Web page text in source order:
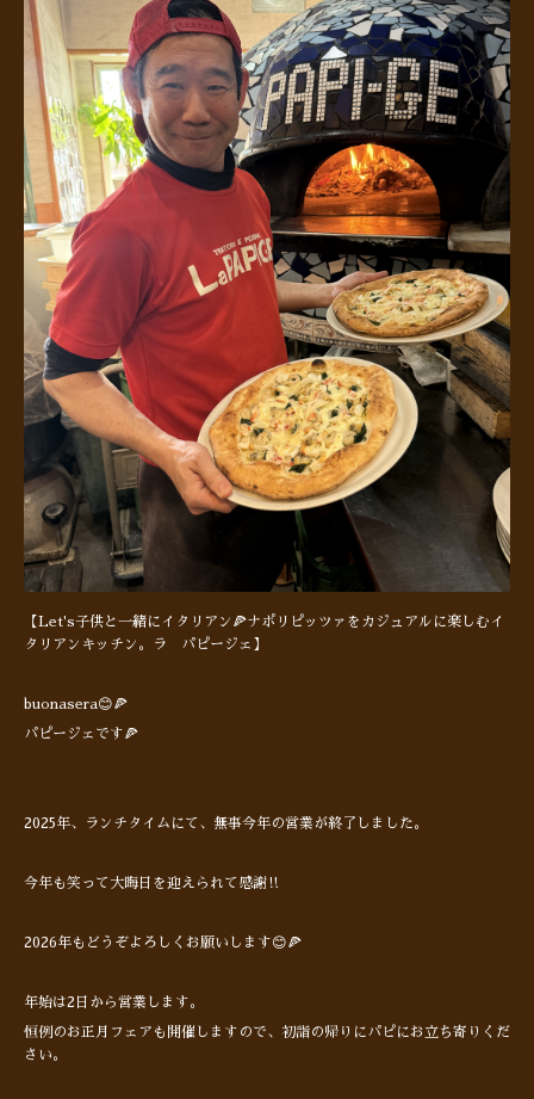
【Let's子供と一緒にイタリアン🍕ナポリピッツァをカジュアルに楽しむイ
タリアンキッチン。ラ パピージェ】
buonasera😊🍕
パピージェです🍕
2025年、ランチタイムにて、無事今年の営業が終了しました。
今年も笑って大晦日を迎えられて感謝‼︎
2026年もどうぞよろしくお願いします😊🍕
年始は2日から営業します。
恒例のお正月フェアも開催しますので、初詣の帰りにパピにお立ち寄りくだ
さい。